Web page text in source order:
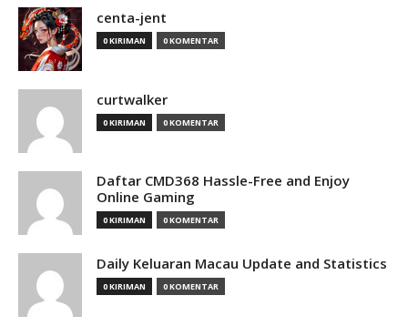
centa-jent
0 KIRIMAN 0 KOMENTAR
curtwalker
0 KIRIMAN 0 KOMENTAR
Daftar CMD368 Hassle-Free and Enjoy
Online Gaming
0 KIRIMAN 0 KOMENTAR
Daily Keluaran Macau Update and Statistics
0 KIRIMAN 0 KOMENTAR